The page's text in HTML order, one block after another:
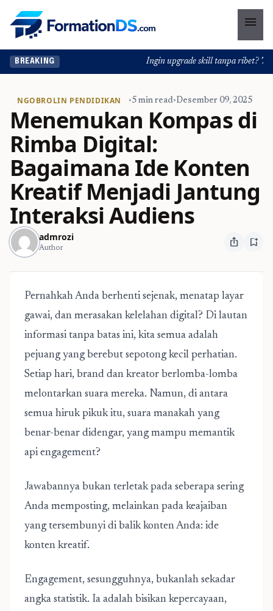
menu
BREAKING Ingin upgrade skill tanpa ribet?
NGOBROLIN PENDIDIKAN •5 min read•Desember 09, 2025
Menemukan Kompas di
Rimba Digital:
Bagaimana Ide Konten
Kreatif Menjadi Jantung
Interaksi Audiens
admrozi
Author ios_share bookmark_add
Pernahkah Anda berhenti sejenak, menatap layar
gawai, dan merasakan kelelahan digital? Di lautan
informasi tanpa batas ini, kita semua adalah
pejuang yang berebut sepotong kecil perhatian.
Setiap hari, brand dan kreator berlomba-lomba
melontarkan suara mereka. Namun, di antara
semua hiruk pikuk itu, suara manakah yang
benar-benar didengar, yang mampu memantik
api engagement?
Jawabannya bukan terletak pada seberapa sering
Anda memposting, melainkan pada keajaiban
yang tersembunyi di balik konten Anda: ide
konten kreatif.
Engagement, sesungguhnya, bukanlah sekadar
angka statistik. Ia adalah bisikan kepercayaan,